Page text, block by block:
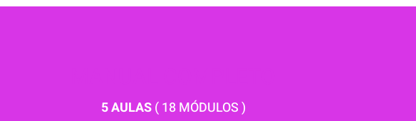
5 AULAS( 18 MÓDULOS )